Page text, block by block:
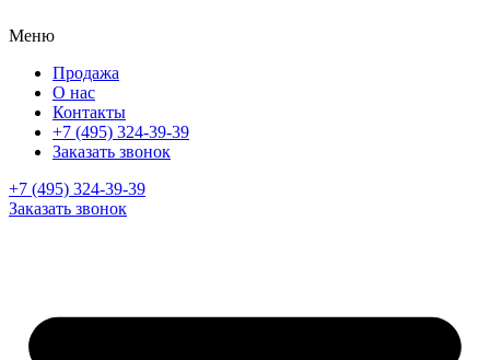
Меню
Продажа
О нас
Контакты
+7 (495) 324-39-39
Заказать звонок
+7 (495) 324-39-39
Заказать звонок